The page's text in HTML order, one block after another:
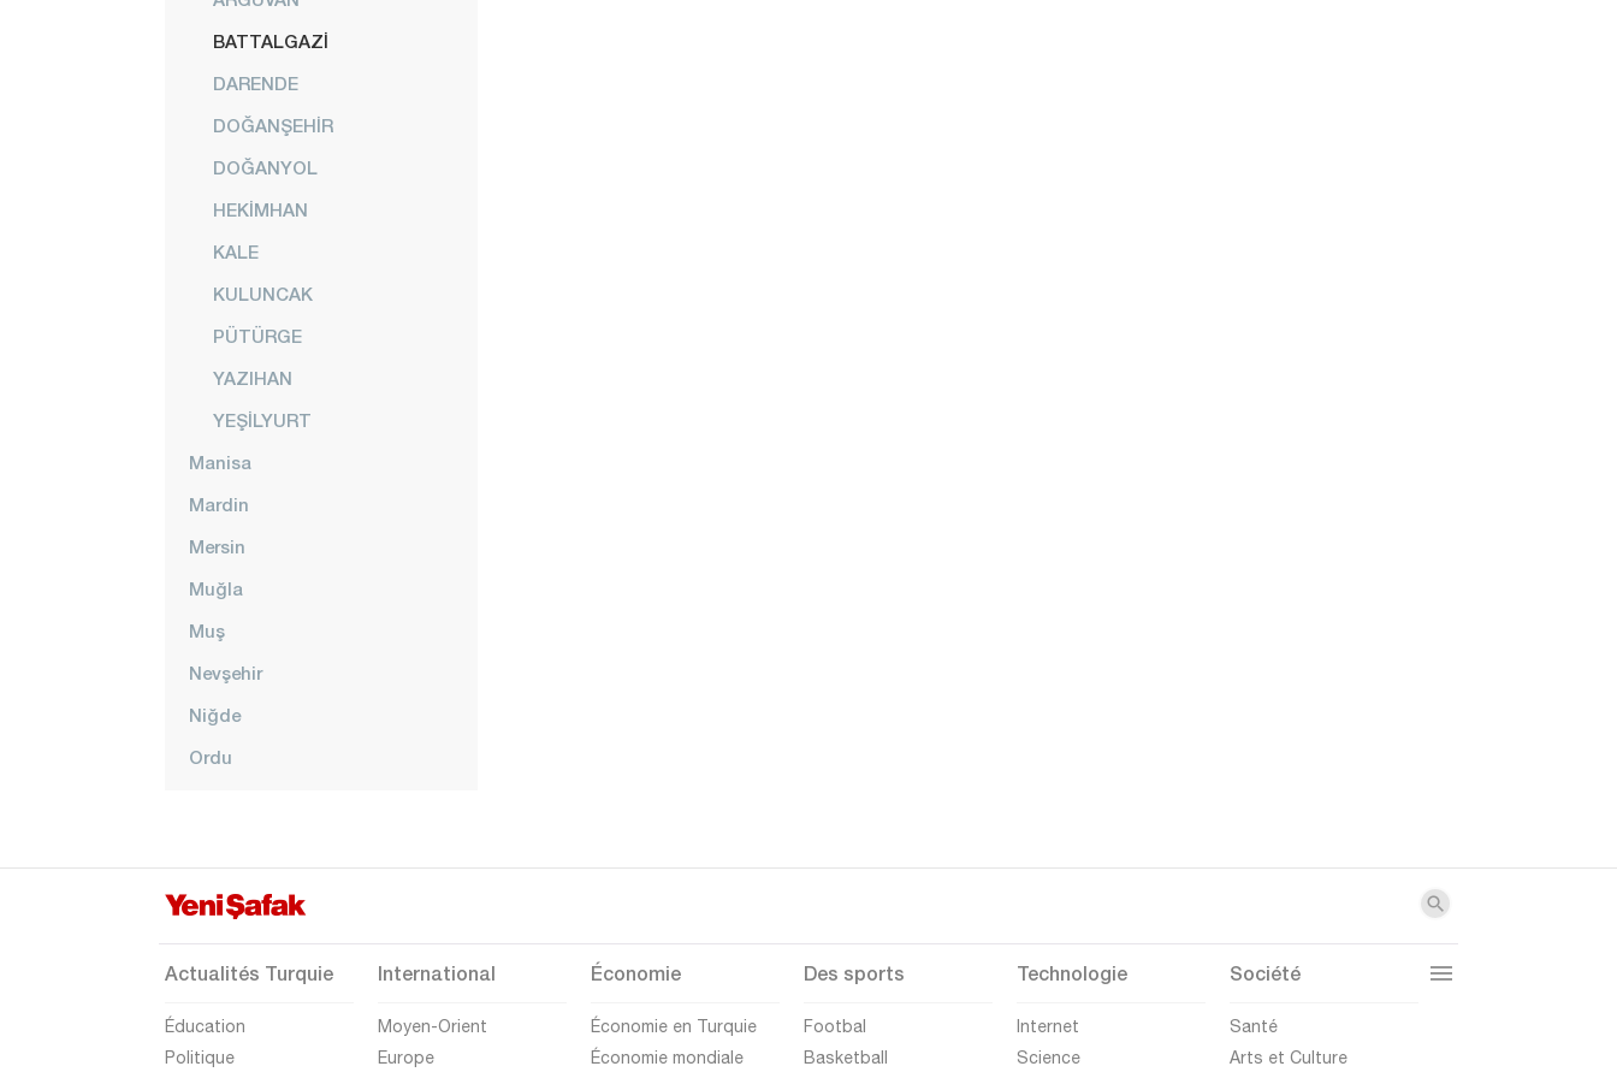
BATTALGAZİ
DARENDE
DOĞANŞEHİR
DOĞANYOL
HEKİMHAN
KALE
KULUNCAK
PÜTÜRGE
YAZIHAN
YEŞİLYURT
Manisa
Mardin
Mersin
Muğla
Muş
Nevşehir
Niğde
Ordu
Samsun
Şanlıurfa
Sinop
Actualités Turquie
Éducation
Politique
International
Moyen-Orient
Europe
Économie
Économie en Turquie
Économie mondiale
Des sports
Footbal
Basketball
Technologie
Internet
Science
Société
Santé
Arts et Culture